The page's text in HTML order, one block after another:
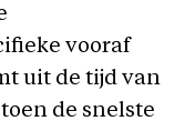
vooraf
uit de tijd van
de snelste